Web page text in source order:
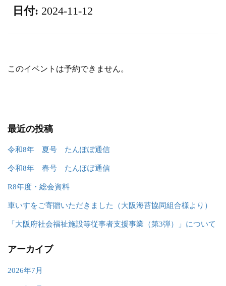
日付: 2024-11-12
このイベントは予約できません。
最近の投稿
令和8年 夏号 たんぽぽ通信
令和8年 春号 たんぽぽ通信
R8年度・総会資料
車いすをご寄贈いただきました（大阪海苔協同組合様より）
「大阪府社会福祉施設等従事者支援事業（第3弾）」について
アーカイブ
2026年7月